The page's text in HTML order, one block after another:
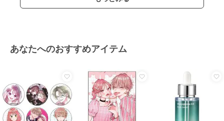
あなたへのおすすめアイテム